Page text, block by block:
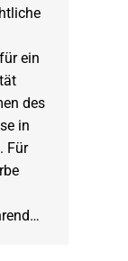
ein
des
in
Für